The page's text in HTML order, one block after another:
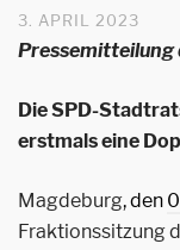
3. APRIL 2023
Die SPD-
erstmals eine
Magdeburg, den
Fraktionssitzung